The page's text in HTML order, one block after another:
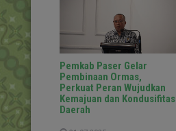
Pemkab Paser Gelar
Pembinaan Ormas,
Perkuat Peran Wujudkan
Kemajuan dan Kondusifitas
Daerah